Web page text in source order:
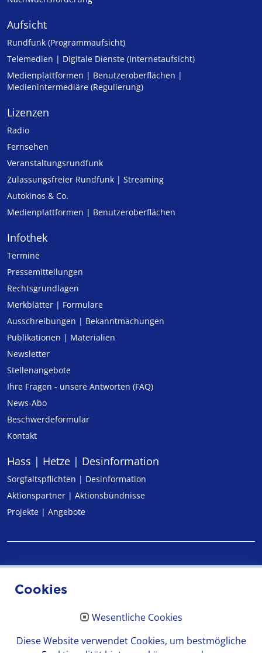
Aufsicht
Rundfunk (Programmaufsicht)
Telemedien | Digitale Dienste (Internetaufsicht)
Medienplattformen | Benutzeroberflächen |
Medienintermediäre (Regulierung)
Lizenzen
Radio
Fernsehen
Veranstaltungsrundfunk
Zulassungs­freier Rund­funk | Streaming
Autokinos & Co.
Medienplattformen | Benutzeroberflächen
Infothek
Termine
Pressemitteilungen
Rechtsgrundlagen
Merkblätter | Formulare
Ausschreibungen | Bekanntmachungen
Publikationen | Materialien
Newsletter
Stellenangebote
Ihre Fragen - unsere Antworten (FAQ)
News-Abo
Beschwerdeformular
Kontakt
Hass | Hetze | Desinformation
Sorgfaltspflichten | Desinformation
Aktionspartner | Aktionsbündnisse
Projekte | Angebote
Cookies
Wesentliche Cookies
Diese Website verwendet Cookies, um bestmögliche